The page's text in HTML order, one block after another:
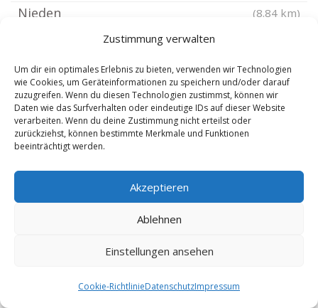
Zustimmung verwalten
Um dir ein optimales Erlebnis zu bieten, verwenden wir Technologien
wie Cookies, um Geräteinformationen zu speichern und/oder darauf
zuzugreifen. Wenn du diesen Technologien zustimmst, können wir
Daten wie das Surfverhalten oder eindeutige IDs auf dieser Website
verarbeiten. Wenn du deine Zustimmung nicht erteilst oder
zurückziehst, können bestimmte Merkmale und Funktionen
beeinträchtigt werden.
Akzeptieren
Ablehnen
Einstellungen ansehen
Cookie-RichtlinieDatenschutzImpressum
Nieden (8.84 km)
Blankensee Vorpommern
Carmzow-Wallmow (9.3 km)
Göritz bei Prenzlau (9.49 km)
Ramin
Torgelow
Glasow Vorpommern (10.59 km)
Hintersee bei Ueckermünde
Grambow bei Pasewalk
Torgelow-Holländerei